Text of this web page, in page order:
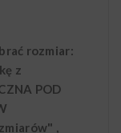
rozmiar:
z
POD
,